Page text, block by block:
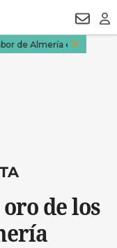
de los